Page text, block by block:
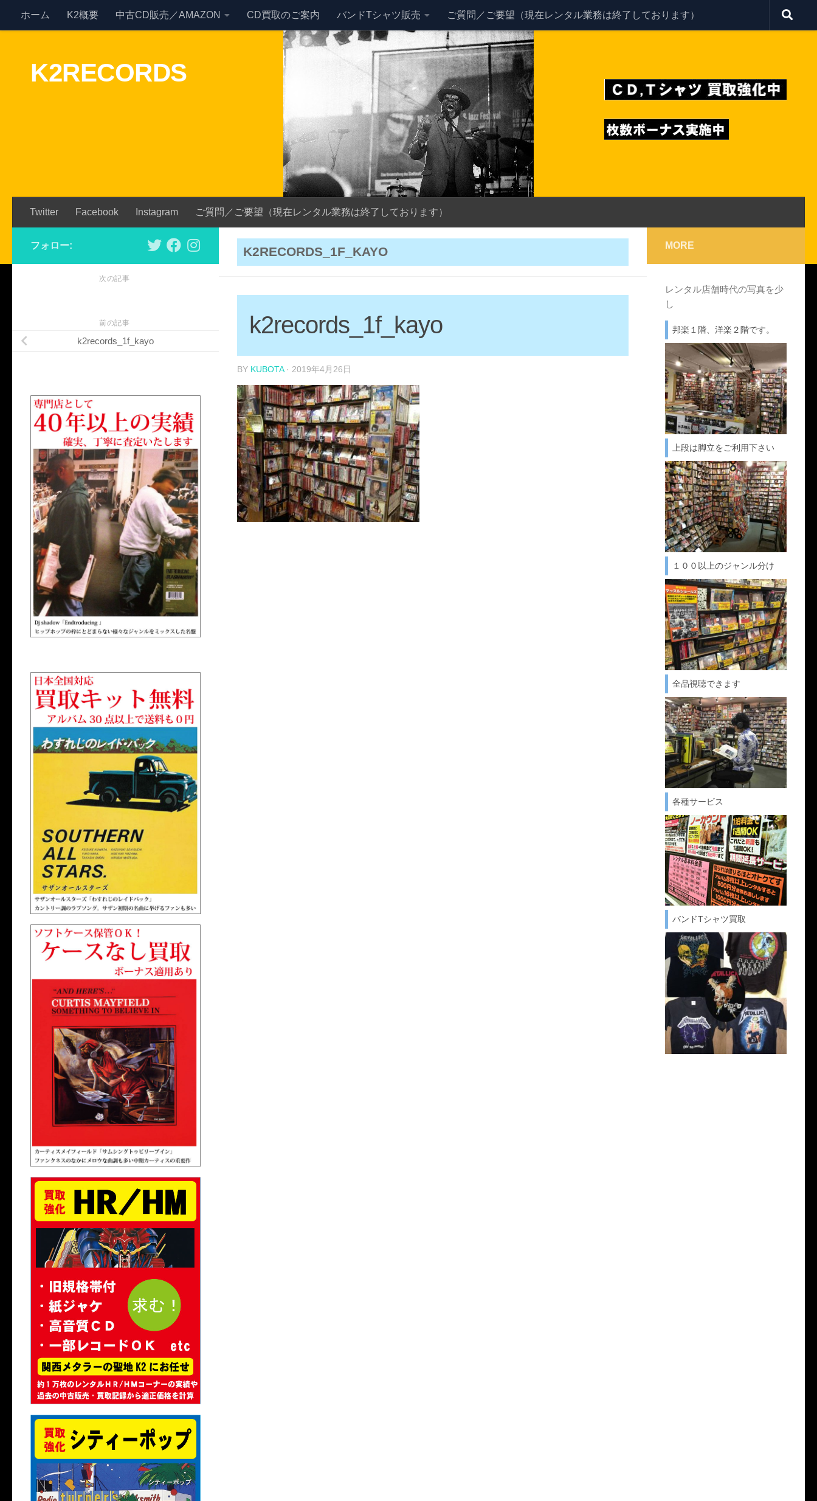
Skip to content
ホーム K2概要 中古CD販売／AMAZON CD買取のご案内 バンドTシャツ販売 ご質問／ご要望（現在レンタル業務は終了しております）
K2RECORDS
Twitter Facebook Instagram ご質問／ご要望（現在レンタル業務は終了しております）
K2RECORDS_1F_KAYO
k2records_1f_kayo
BY KUBOTA · 2019年4月26日
フォロー:
次の記事
前の記事
k2records_1f_kayo
MORE
レンタル店舗時代の写真を少
し
邦楽１階、洋楽２階です。
上段は脚立をご利用下さい
１００以上のジャンル分け
全品視聴できます
各種サービス
バンドTシャツ買取